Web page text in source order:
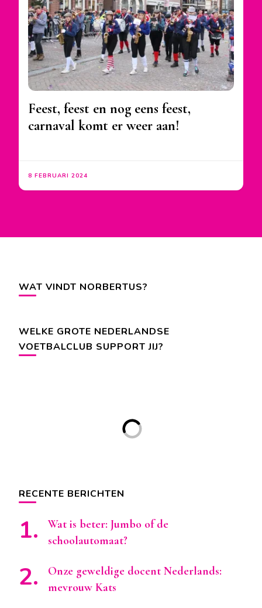
Feest, feest en nog eens feest,
carnaval komt er weer aan!
8 FEBRUARI 2024
WAT VINDT NORBERTUS?
WELKE GROTE NEDERLANDSE
VOETBALCLUB SUPPORT JIJ?
RECENTE BERICHTEN
Wat is beter: Jumbo of de
schoolautomaat?
Onze geweldige docent Nederlands:
mevrouw Kats